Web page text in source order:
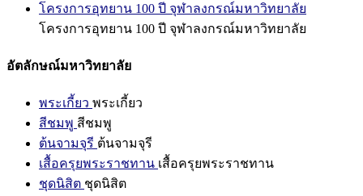
โครงการอุทยาน 100 ปี จุฬาลงกรณ์มหาวิทยาลัย
โครงการอุทยาน 100 ปี จุฬาลงกรณ์มหาวิทยาลัย
อัตลักษณ์มหาวิทยาลัย
พระเกี้ยว พระเกี้ยว
สีชมพู สีชมพู
ต้นจามจุรี ต้นจามจุรี
เสื้อครุยพระราชทาน เสื้อครุยพระราชทาน
ชุดนิสิต ชุดนิสิต